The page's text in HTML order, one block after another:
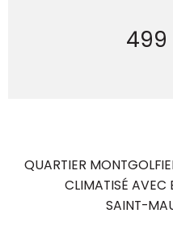
QUARTIER
CLIMATISÉ AVEC
SAINT-